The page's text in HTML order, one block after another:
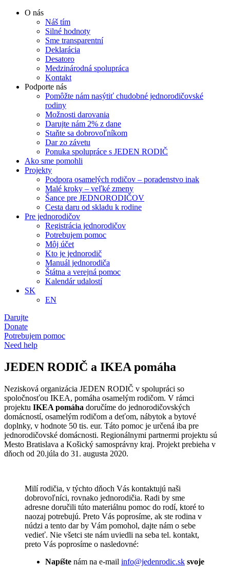
O nás
Náš tím
Silné hodnoty
Sme transparentní
Deklarácia
Desatoro
Medzinárodná spolupráca
Kontakt
Podporte nás
Pomôžte nám nasýtiť chudobné jednorodičovské
rodiny
Možnosti darovania
Darujte nám 2% z dane
Staňte sa dobrovoľníkom
Dar zo závetu
Ponuka spolupráce s JEDEN RODIČ
Ako sme pomohli
Projekty
Podpora osamelých rodičov – poradenstvo inak
Malé kroky – veľké zmeny
Šance pre JEDNORODIČOV
Cesta daru od skladu k rodine
Pre jednorodičov
Registrácia jednorodičov
Potrebujem pomoc
Môj účet
Kto je jednorodič
Manuál jednorodiča
Štátna a verejná pomoc
Kalendár udalostí
SK
EN
Darujte
Donate
Potrebujem pomoc
Need help
JEDEN RODIČ a IKEA pomáha
Nezisková organizácia JEDEN RODIČ v spolupráci so
spoločnosťou IKEA, pomáha osamelým rodičom. V rámci
projektu IKEA pomáha doručíme do jednorodičovských
domácností, osamelým rodičom a deťom, nábytok a bytové
doplnky, v hodnote 50 tis. eur. Táto pomoc je určená iba pre
jednorodičovské domácnosti. Regionálnymi partnermi projektu sú
Mesto Bratislava a Košický samosprávny kraj. Projekt prebieha v
dňoch od 20.júla do 31. augusta 2020.
Milí rodičia, v týchto dňoch Vás kontaktujú naši
dobrovoľníci, rovnako jednorodičia. Radi by sme
adresne doručili túto materiálnu pomoc do rodí, ktoré to
naozaj potrebujú. Preto Vás poprosíme, ak ste rodina v
núdzi a tento dar by Vám pomohol, dajte nám o sebe
vedieť. Nie všetci ste nám uviedli na seba tel. kontakt,
preto Vás poprosíme o nasledovné:
Napíšte nám na e-mail info@jedenrodic.sk svoje